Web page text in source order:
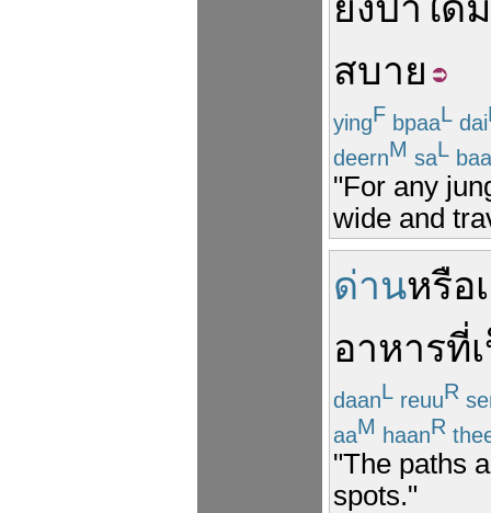
ยิ่งป่าใดมี
สบาย
yingF bpaaL dai
deernM saL
"For any
wide and
ด่านหรือ
อาหารที่
daanL reuuR
aaM haanR
"The paths
spots."